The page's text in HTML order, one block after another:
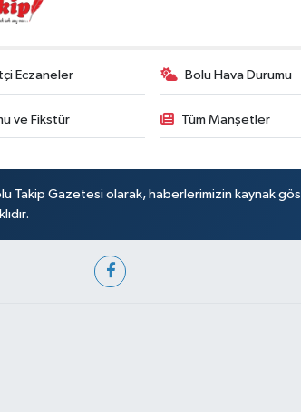
Eczaneler Bolu Hava Durumu
ve Fikstür Tüm Manşetler
Takip Gazetesi olarak, haberlerimizin kaynak